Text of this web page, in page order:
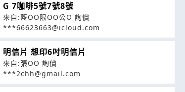
G 7咖啡5號7號8號
來自:藍OO限OO公O 詢價
***66623663@icloud.com
明信片 想印6吋明信片
來自:張OO 詢價
***2chh@gmail.com